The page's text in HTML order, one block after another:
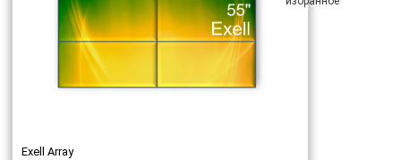
Exell Array